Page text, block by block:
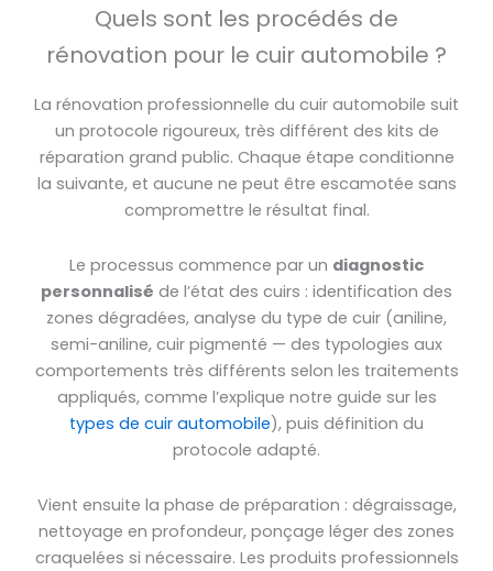
Quels sont les procédés de
rénovation pour le cuir automobile ?
La rénovation professionnelle du cuir automobile suit
un protocole rigoureux, très différent des kits de
réparation grand public. Chaque étape conditionne
la suivante, et aucune ne peut être escamotée sans
compromettre le résultat final.
Le processus commence par un diagnostic
personnalisé de l’état des cuirs : identification des
zones dégradées, analyse du type de cuir (aniline,
semi-aniline, cuir pigmenté — des typologies aux
comportements très différents selon les traitements
appliqués, comme l’explique notre guide sur les
types de cuir automobile), puis définition du
protocole adapté.
Vient ensuite la phase de préparation : dégraissage,
nettoyage en profondeur, ponçage léger des zones
craquelées si nécessaire. Les produits professionnels